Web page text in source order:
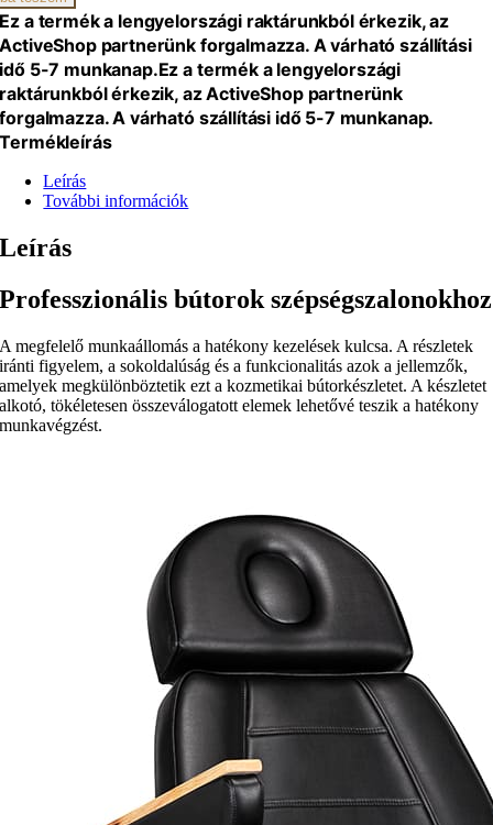
Ez a termék a lengyelországi raktárunkból érkezik, az
ActiveShop partnerünk forgalmazza. A várható szállítási
idő 5-7 munkanap.Ez a termék a lengyelországi
raktárunkból érkezik, az ActiveShop partnerünk
forgalmazza. A várható szállítási idő 5-7 munkanap.
Termékleírás
Leírás
További információk
Leírás
Professzionális bútorok szépségszalonokhoz
A megfelelő munkaállomás a hatékony kezelések kulcsa. A részletek
iránti figyelem, a sokoldalúság és a funkcionalitás azok a jellemzők,
amelyek megkülönböztetik ezt a kozmetikai bútorkészletet. A készletet
alkotó, tökéletesen összeválogatott elemek lehetővé teszik a hatékony
munkavégzést.